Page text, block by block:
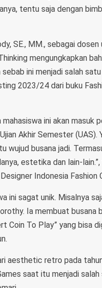
tentu saja dengan
SE., MM., sebagai dosen
mengungkapkan
ini menjadi salah
2023/24 dari buku
mahasiswa ini akan masuk
Akhir Semester (UAS).
wujud busana jadi.
estetika dan lain-
Indonesia Fashion
ini sagat unik. Misalnya
Ia membuat busana
Coin To Play” yang bisa
aesthetic retro pada
saat itu menjadi salah